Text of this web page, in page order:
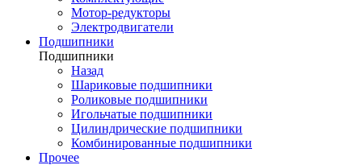
Мотор-редукторы
Электродвигатели
Подшипники
Подшипники
Назад
Шариковые подшипники
Роликовые подшипники
Игольчатые подшипники
Цилиндрические подшипники
Комбинированные подшипники
Прочее